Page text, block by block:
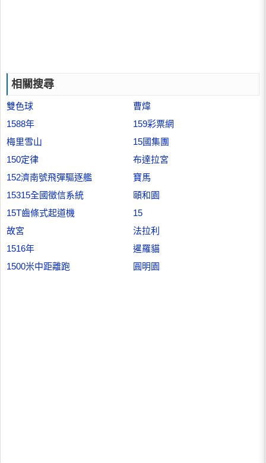
相關搜尋
雙色球
曹煒
1588年
159彩票網
梅里雪山
15國集團
150定律
布達拉宮
152濟南號飛彈驅逐艦
寶馬
15315全國徵信系統
頤和園
15T齒條式起道機
15
故宮
法拉利
1516年
暹羅貓
1500米中距離跑
圓明園